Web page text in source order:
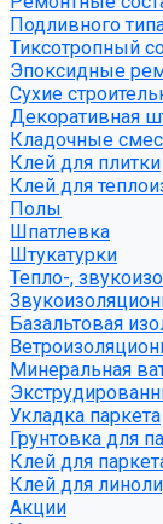
Подливного
Тиксотропный
Эпоксидные
Сухие
Декоративная
Кладочные
Клей для плитки
Клей для
Полы
Шпатлевка
Штукатурки
Тепло-,
Базальтовая
Минеральная
Укладка паркета
Грунтовка для
Клей для
Клей для
Акции